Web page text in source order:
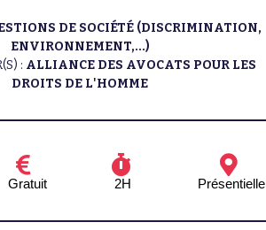
DE SOCIÉTÉ (DISCRIMINATION,
ENVIRONNEMENT,...)
: ALLIANCE DES AVOCATS POUR LES
DROITS DE L'HOMME
Gratuit 2H Présentielle